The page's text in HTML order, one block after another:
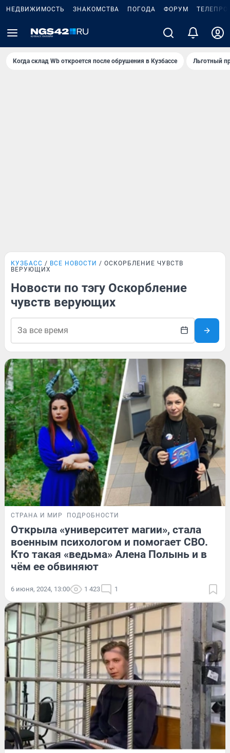
НЕДВИЖИМОСТЬ ЗНАКОМСТВА ПОГОДА ФОРУМ
Когда склад Wb откроется после обрушения в Кузбассе Льготный
КУЗБАСС ВСЕ НОВОСТИ
ОСКОРБЛЕНИЕ ЧУВСТВ
ВЕРУЮЩИХ
Новости по тэгу Оскорбление
чувств верующих
СТРАНА И МИР ПОДРОБНОСТИ
Открыла «университет магии», стала
военным психологом и помогает СВО.
Кто такая «ведьма» Алена Полынь и в
чём ее обвиняют
6 июня, 2024, 13:00 1 423 1